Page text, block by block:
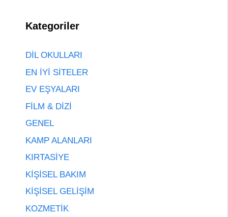
Kategoriler
DİL OKULLARI
EN İYİ SİTELER
EV EŞYALARI
FİLM & DİZİ
GENEL
KAMP ALANLARI
KIRTASİYE
KİŞİSEL BAKIM
KİŞİSEL GELİŞİM
KOZMETİK